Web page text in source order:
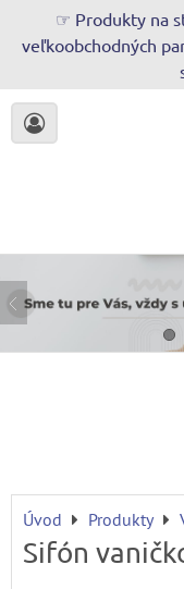
☞ Produkty na
veľkoobchodných
Úvod Produkty
Sifón